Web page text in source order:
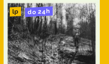
lp do 24h